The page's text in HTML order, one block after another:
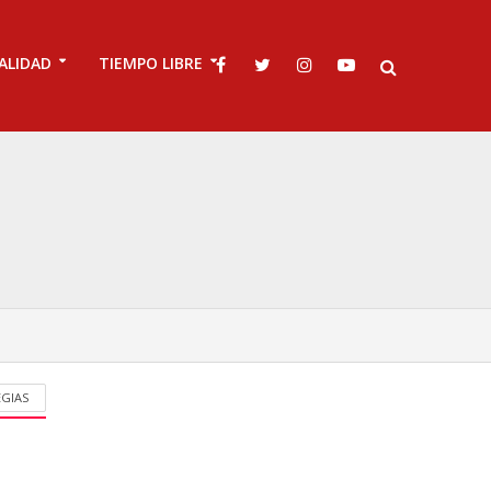
TIEMPO LIBRE